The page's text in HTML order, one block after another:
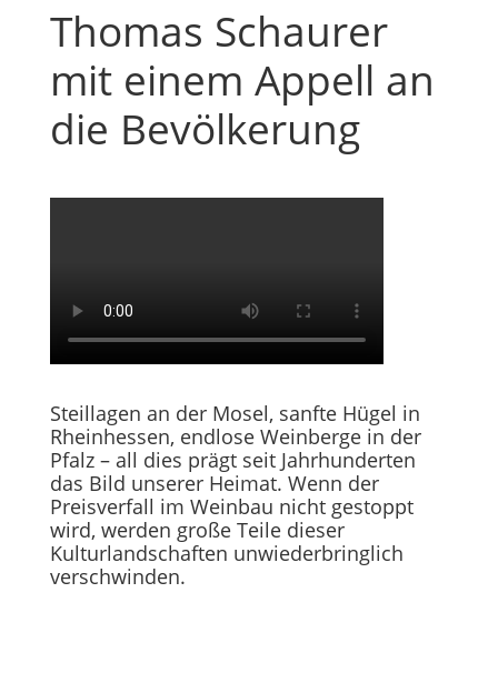
Thomas Schaurer
mit einem Appell an
die Bevölkerung
Steillagen an der Mosel, sanfte Hügel in
Rheinhessen, endlose Weinberge in der
Pfalz – all dies prägt seit Jahrhunderten
das Bild unserer Heimat. Wenn der
Preisverfall im Weinbau nicht gestoppt
wird, werden große Teile dieser
Kulturlandschaften unwiederbringlich
verschwinden.